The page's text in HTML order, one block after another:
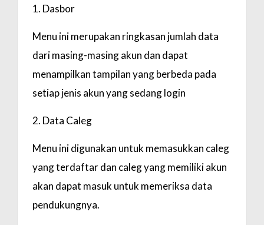
1. Dasbor
Menu ini merupakan ringkasan jumlah data
dari masing-masing akun dan dapat
menampilkan tampilan yang berbeda pada
setiap jenis akun yang sedang login
2. Data Caleg
Menu ini digunakan untuk memasukkan caleg
yang terdaftar dan caleg yang memiliki akun
akan dapat masuk untuk memeriksa data
pendukungnya.